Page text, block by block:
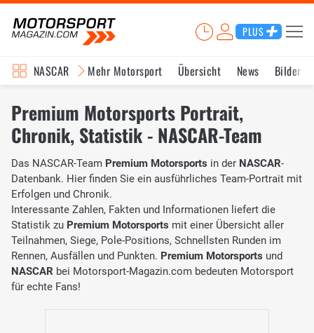
PLUS
NASCAR Mehr Motorsport Übersicht News Bilder
Premium Motorsports Portrait,
Chronik, Statistik - NASCAR-Team
Das NASCAR-Team Premium Motorsports in der NASCAR-
Datenbank. Hier finden Sie ein ausführliches Team-Portrait mit
Erfolgen und Chronik.
Interessante Zahlen, Fakten und Informationen liefert die
Statistik zu Premium Motorsports mit einer Übersicht aller
Teilnahmen, Siege, Pole-Positions, Schnellsten Runden im
Rennen, Ausfällen und Punkten. Premium Motorsports und
NASCAR bei Motorsport-Magazin.com bedeuten Motorsport
für echte Fans!